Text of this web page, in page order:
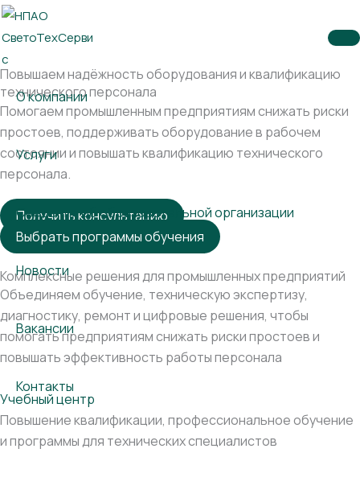
Перейти
к
О компании
Услуги
Сведения об образовательной организации
Новости
Вакансии
Контакты
Повышаем надёжность оборудования и квалификацию
технического персонала
Помогаем промышленным предприятиям снижать риски
простоев, поддерживать оборудование в рабочем
состоянии и повышать квалификацию технического
персонала.
Получить консультацию
Выбрать программы обучения
Комплексные решения для промышленных предприятий
Объединяем обучение, техническую экспертизу,
диагностику, ремонт и цифровые решения, чтобы
помогать предприятиям снижать риски простоев и
повышать эффективность работы персонала
Учебный центр
Повышение квалификации, профессиональное обучение
и программы для технических специалистов